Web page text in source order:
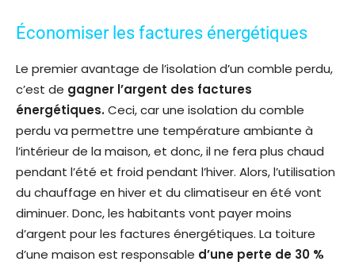
Économiser les factures énergétiques
Le premier avantage de l’isolation d’un comble perdu,
c’est de gagner l’argent des factures
énergétiques.Ceci, car une isolation du comble
perdu va permettre une température ambiante à
l’intérieur de la maison, et donc, il ne fera plus chaud
pendant l’été et froid pendant l’hiver. Alors, l’utilisation
du chauffage en hiver et du climatiseur en été vont
diminuer. Donc, les habitants vont payer moins
d’argent pour les factures énergétiques. La toiture
d’une maison est responsable d’une perte de 30 %